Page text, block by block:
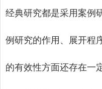
经典研究都是采用案例
例研究的作用、展开程
的有效性方面还存在一